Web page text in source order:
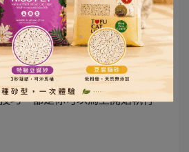
業的守門員，那麼日常生活就
一道防線。其實，只要飼主在
，就能幫助愛貓減少腎臟病的
巧，都是你可以馬上開始執行